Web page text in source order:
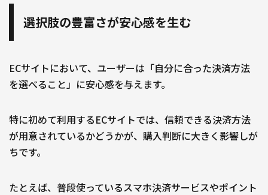
選択肢の豊富さが安心感を生む
ECサイトにおいて、ユーザーは「自分に合った決済方法
を選べること」に安心感を与えます。
特に初めて利用するECサイトでは、信頼できる決済方法
が用意されているかどうかが、購入判断に大きく影響しが
ちです。
たとえば、普段使っているスマホ決済サービスやポイント